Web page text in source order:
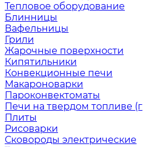
Тепловое оборудование
Блинницы
Вафельницы
Грили
Жарочные поверхности
Кипятильники
Конвекционные печи
Макароноварки
Пароконвектоматы
Печи на твердом топливе
Плиты
Рисоварки
Сковороды электрические